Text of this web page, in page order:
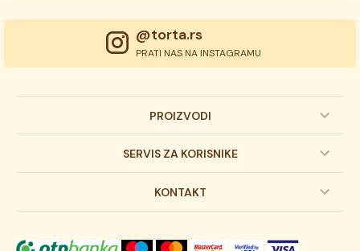
@torta.rs
PRATI NAS NA INSTAGRAMU
PROIZVODI
Dečije torte
Svadbene torte
SERVIS ZA KORISNIKE
Prijava na newsletter
KONTAKT